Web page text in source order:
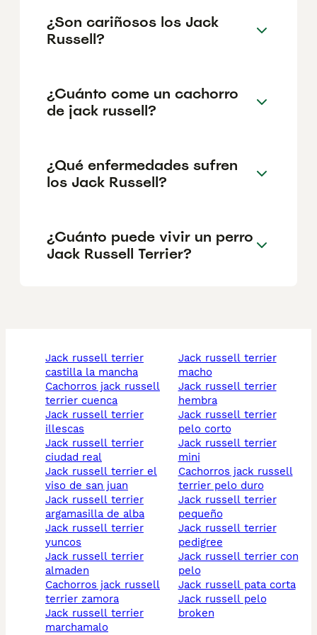
¿Son cariñosos los Jack
Russell?
¿Cuánto come un cachorro
de jack russell?
¿Qué enfermedades sufren
los Jack Russell?
¿Cuánto puede vivir un perro
Jack Russell Terrier?
jack russell terrier
castilla la mancha
cachorros jack russell
terrier cuenca
jack russell terrier
illescas
jack russell terrier
ciudad real
jack russell terrier el
viso de san juan
jack russell terrier
argamasilla de alba
jack russell terrier
yuncos
jack russell terrier
almaden
cachorros jack russell
terrier zamora
jack russell terrier
marchamalo
jack russell terrier
macho
jack russell terrier
hembra
jack russell terrier
pelo corto
jack russell terrier
mini
cachorros jack russell
terrier pelo duro
jack russell terrier
pequeño
jack russell terrier
pedigree
jack russell terrier con
pelo
jack russell pata corta
jack russell pelo
broken